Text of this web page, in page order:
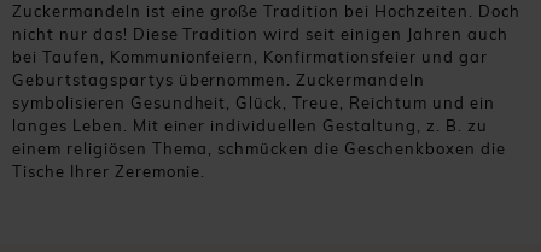
Zuckermandeln ist eine große Tradition bei Hochzeiten. Doch
nicht nur das! Diese Tradition wird seit einigen Jahren auch
bei Taufen, Kommunionfeiern, Konfirmationsfeier und gar
Geburtstagspartys übernommen. Zuckermandeln
symbolisieren Gesundheit, Glück, Treue, Reichtum und ein
langes Leben. Mit einer individuellen Gestaltung, z. B. zu
einem religiösen Thema, schmücken die Geschenkboxen die
Tische Ihrer Zeremonie.